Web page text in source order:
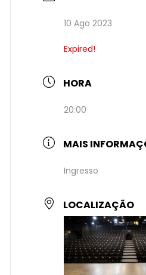
10 Ago 2023
Expired!
HORA
20:00
MAIS
Ingresso
LOCALIZAÇÃO